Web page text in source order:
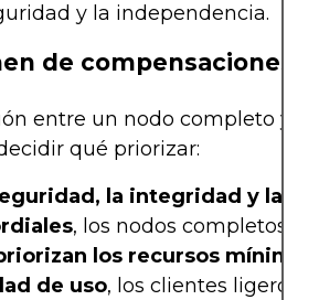
y la independencia.
de compensaciones
entre un nodo completo y
qué priorizar:
la integridad y la
, los nodos completos
los recursos
de uso, los clientes ligeros